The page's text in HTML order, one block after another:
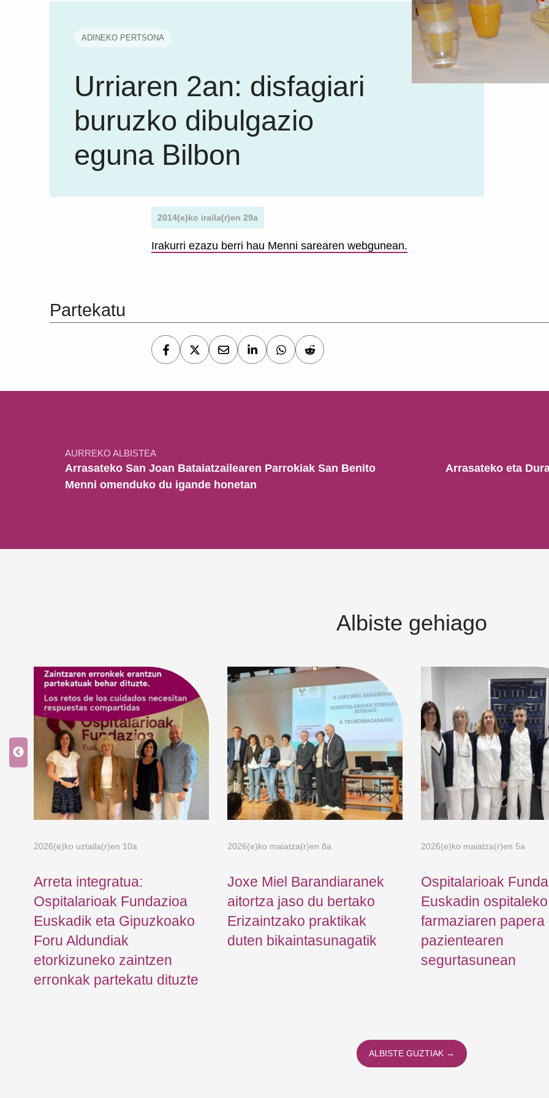
ADINEKO PERTSONA
Urriaren 2an: disfagiari
buruzko dibulgazio
eguna Bilbon
2014(e)ko iraila(r)en 29a
Irakurri ezazu berri hau Menni sarearen webgunean.
Partekatu
AURREKO ALBISTEA
Arrasateko San Joan Bataiatzailearen Parrokiak San Benito
Menni omenduko du igande honetan
Arrasateko eta
Albiste gehiago
2026(e)ko uztaila(r)en 10a
Arreta integratua:
Ospitalarioak Fundazioa
Euskadik eta Gipuzkoako
Foru Aldundiak
etorkizuneko zaintzen
erronkak partekatu dituzte
2026(e)ko maiatza(r)en 8a
Joxe Miel Barandiaranek
aitortza jaso du bertako
Erizaintzako praktikak
duten bikaintasunagatik
2026(e)ko maiatza(r)en 5a
Ospitalarioak
Euskadin ospitaleko
farmaziaren papera
pazientearen
segurtasunean
ALBISTE GUZTIAK →